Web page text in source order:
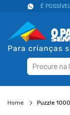
É
Home Puzzle